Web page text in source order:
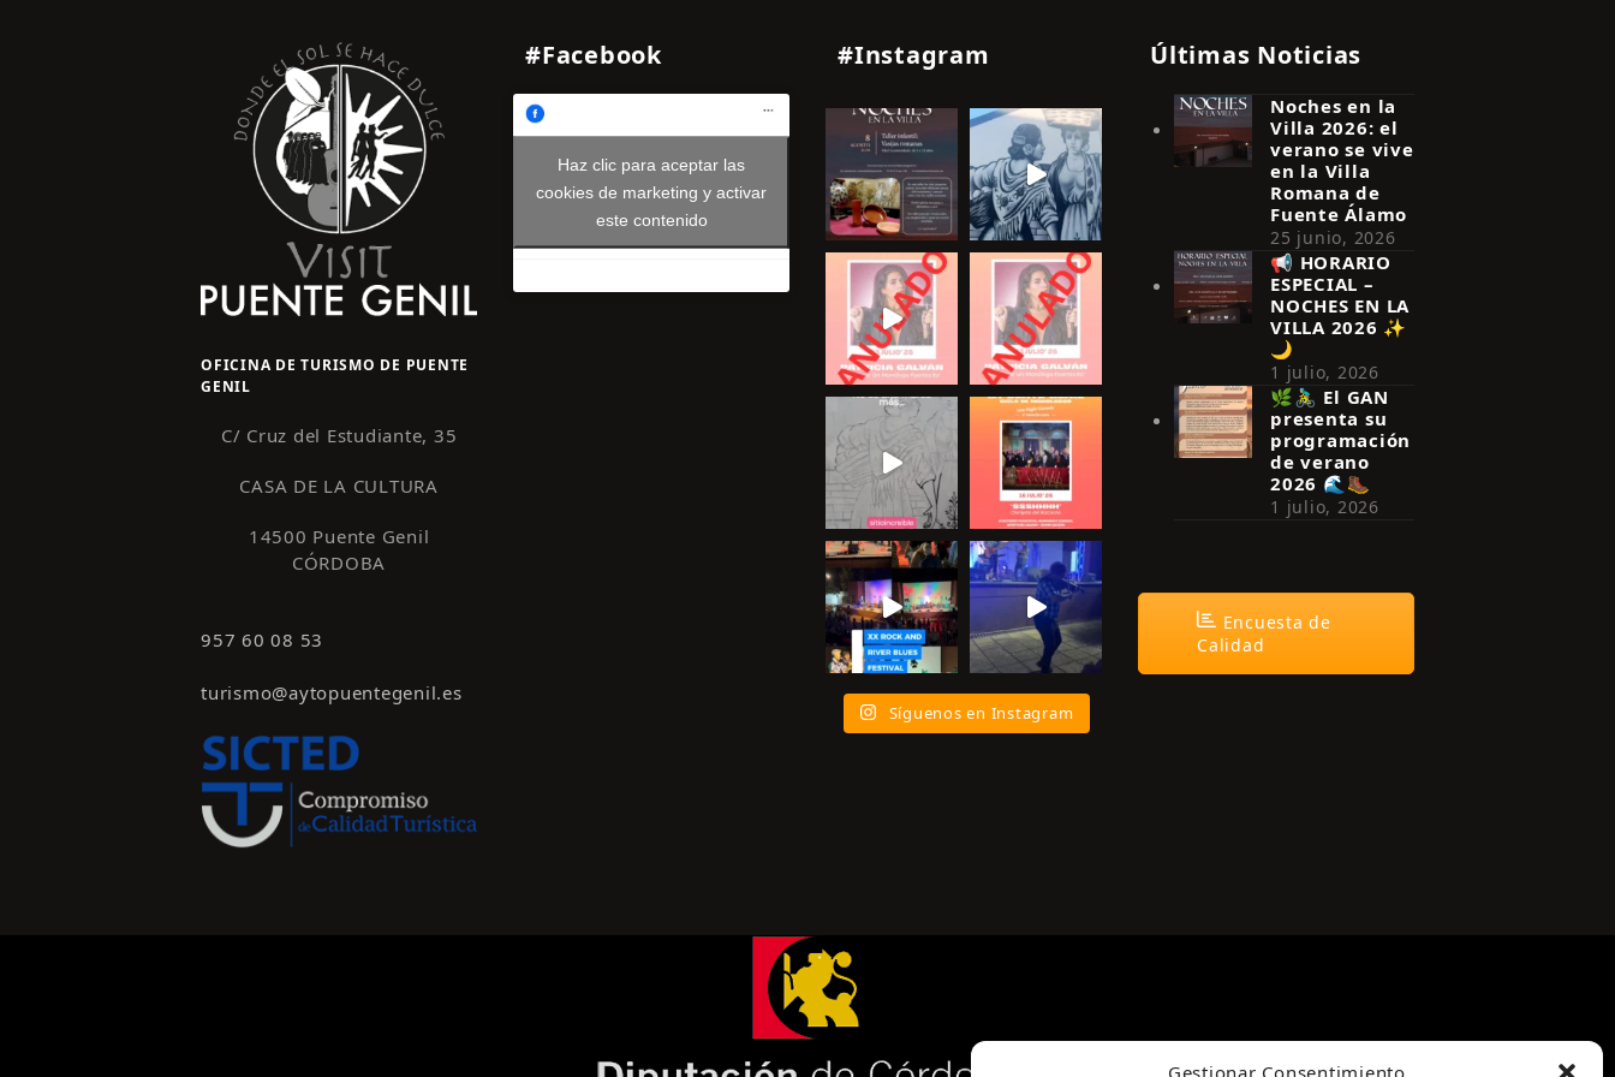
Gestionar Consentimiento
OFICINA DE TURISMO DE PUENTE
GENIL
C/ Cruz del Estudiante, 35
CASA DE LA CULTURA
14500 Puente Genil
CÓRDOBA
957 60 08 53
turismo@aytopuentegenil.es
#Facebook
Haz clic para aceptar las
cookies de marketing y activar
este contenido
#Instagram
Síguenos en Instagram
Últimas Noticias
Noches en la
Villa 2026: el
verano se vive
en la Villa
Romana de
Fuente Álamo
25 junio, 2026
📢 HORARIO
ESPECIAL –
NOCHES EN LA
VILLA 2026 ✨
🌙
1 julio, 2026
🌿🚴‍♂️ El GAN
presenta su
programación
de verano
2026 🌊🥾
1 julio, 2026
Encuesta de
Calidad